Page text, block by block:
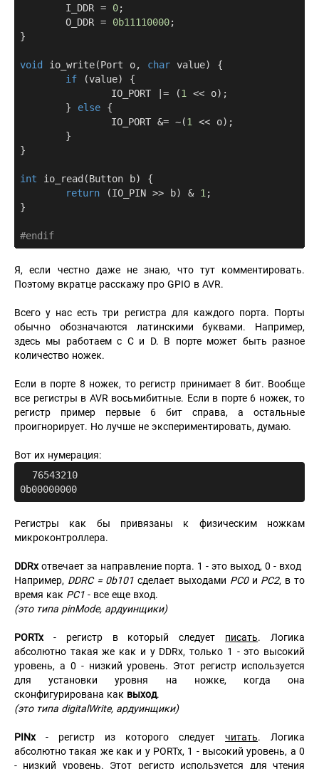
	I_DDR =
0;
	O_DDR =
0b11110000;
}
void io_write(Port o, char value)
{
if (value) {
		IO_PORT |= (
1
<< o);
	}
else {
		IO_PORT &= ~(
1
<< o);
}
int io_read (Button b)
{
return (IO_PIN >> b) & 1 ;
}
#endif
Я, если честно даже не знаю, что тут комментировать.
Поэтому вкратце расскажу про GPIO в AVR.
Всего у нас есть три регистра для каждого порта. Порты
обычно обозначаются латинскими буквами. Например,
здесь мы работаем с С и D. В порте может быть разное
количество ножек.
Если в порте 8 ножек, то регистр принимает 8 бит. Вообще
все регистры в AVR восьмибитные. Если в порте 6 ножек, то
регистр пример первые 6 бит справа, а остальные
проигнорирует. Но лучше не экспериментировать, думаю.
Вот их нумерация:
  76543210
Регистры как бы привязаны к физическим ножкам
микроконтроллера.
DDRxотвечает за направление порта. 1 - это выход, 0 - вход
Например, DDRC = 0b101 сделает выходами PC0и PC2, в то
время как PC1 - все еще вход.
(это типа pinMode, ардуинщики)
PORTx - регистр в который следует писать. Логика
абсолютно такая же как и у DDRx, только 1 - это высокий
уровень, а 0 - низкий уровень. Этот регистр используется
для установки уровня на ножке, когда она
сконфигурирована как выход.
(это типа digitalWrite, ардуинщики)
PINx - регистр из которого следует читать. Логика
абсолютно такая же как и у PORTx, 1 - высокий уровень, а 0
- низкий уровень. Этот регистр используется для чтения